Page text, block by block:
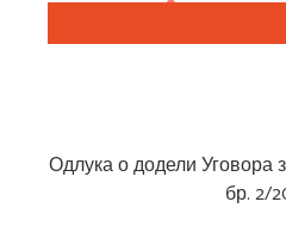
Одлука о додели Уговора
бр. 2/